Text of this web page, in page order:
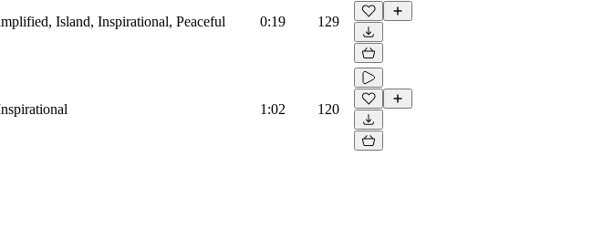
Island, Inspirational, Peaceful 0:19 129
1:02 120